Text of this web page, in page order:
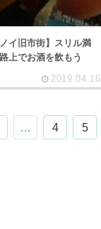
ノイ旧市街】スリル満
上でお酒を飲もう
2019.04.16
… 4 5